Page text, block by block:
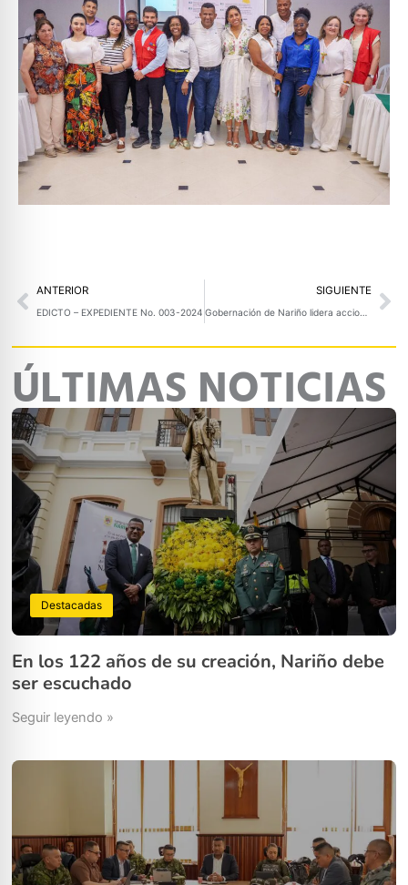
Prev
ANTERIOR
EDICTO – EXPEDIENTE No. 003-2024
SIGUIENTE
Gobernación de Nariño lidera acciones de emergencia tras desbordamiento de quebradas en San Pablo
ÚLTIMAS NOTICIAS
Destacadas
En los 122 años de su creación, Nariño debe
ser escuchado
Seguir leyendo »